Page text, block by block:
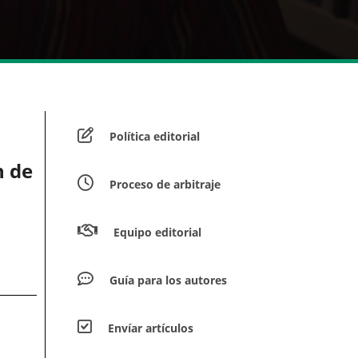
de
Política editorial
Proceso de arbitraje
Equipo editorial
Guía para los autores
Envíar artículos